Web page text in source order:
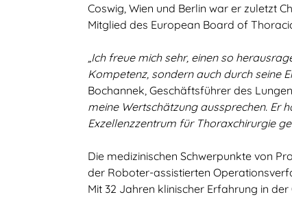
Coswig, Wien und Berlin war er zuletzt
Mitglied des European Board of
„Ich freue mich sehr, einen so
Kompetenz, sondern auch durch seine
Bochannek, Geschäftsführer des
meine Wertschätzung aussprechen. Er
Exzellenzzentrum für Thoraxchirurgie
Die medizinischen Schwerpunkte von
der Roboter-assistierten
Mit 32 Jahren klinischer Erfahrung in